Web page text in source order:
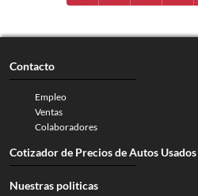
Contacto
Empleo
Ventas
Colaboradores
Cotizador de Precios de Autos Usados
Nuestras politicas